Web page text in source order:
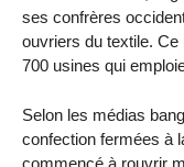
ses confrères
ouvriers du textile.
700 usines qui
Selon les médias
confection fermées à
commencé à rouvrir